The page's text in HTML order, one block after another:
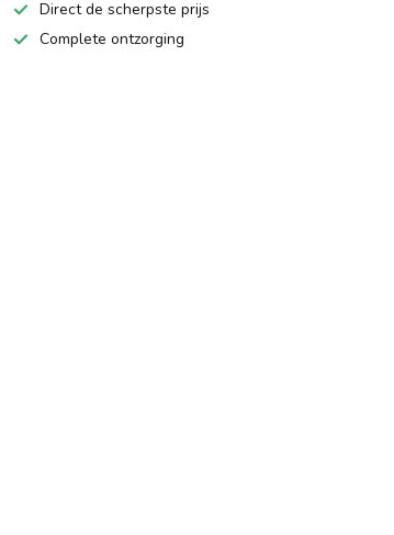
Direct de scherpste prijs
Complete ontzorging